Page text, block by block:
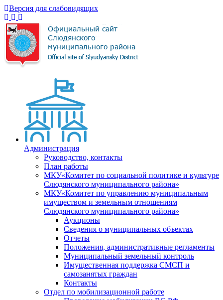
Версия для слабовидящих
Администрация
Руководство, контакты
План работы
МКУ«Комитет по социальной политике и культуре
Слюдянского муниципального района»
МКУ«Комитет по управлению муниципальным
имуществом и земельным отношениям
Слюдянского муниципального района»
Аукционы
Сведения о муниципальных объектах
Отчеты
Положения, административные регламенты
Муниципальный земельный контроль
Имущественная поддержка СМСП и
самозанятых граждан
Контакты
Отдел по мобилизационной работе